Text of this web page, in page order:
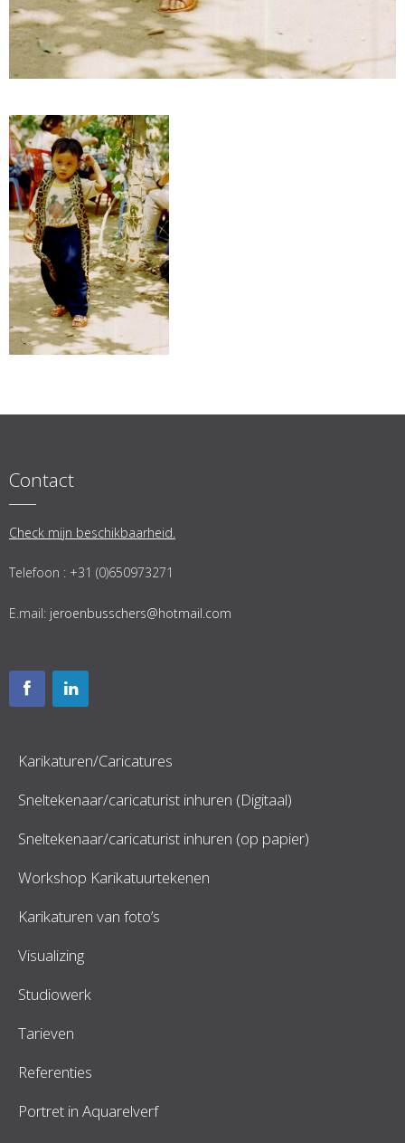
Contact
Check mijn beschikbaarheid.
Telefoon : +31 (0)650973271
E.mail: jeroenbusschers@hotmail.com
Karikaturen/Caricatures
Sneltekenaar/caricaturist inhuren (Digitaal)
Sneltekenaar/caricaturist inhuren (op papier)
Workshop Karikatuurtekenen
Karikaturen van foto’s
Visualizing
Studiowerk
Tarieven
Referenties
Portret in Aquarelverf